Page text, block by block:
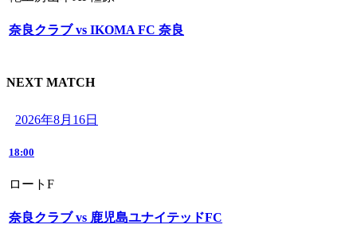
奈良クラブ vs IKOMA FC 奈良
NEXT MATCH
2026年8月16日
18:00
ロートF
奈良クラブ vs 鹿児島ユナイテッドFC